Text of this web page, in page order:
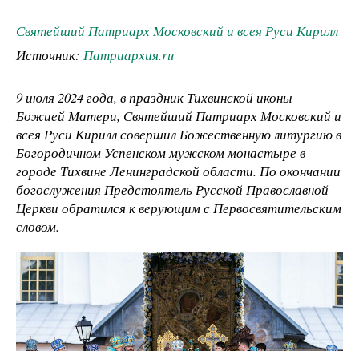
Святейший Патриарх Московский и всея Руси Кирилл
Источник: Патриархия.ru
9 июля 2024 года, в праздник Тихвинской иконы
Божией Матери, Святейший Патриарх Московский и
всея Руси Кирилл совершил Божественную литургию в
Богородичном Успенском мужском монастыре в
городе Тихвине Ленинградской области. По окончании
богослужения Предстоятель Русской Православной
Церкви обратился к верующим с Первосвятительским
словом.